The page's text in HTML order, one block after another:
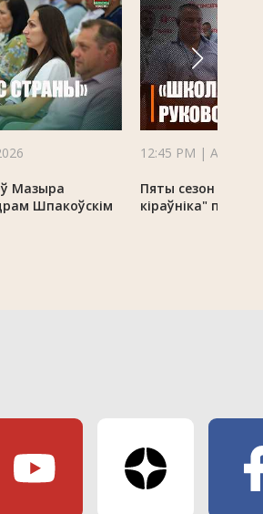
Мазыра
Шпакоўскім
12:45 PM | August 6
Пяты сезон
кіраўніка"